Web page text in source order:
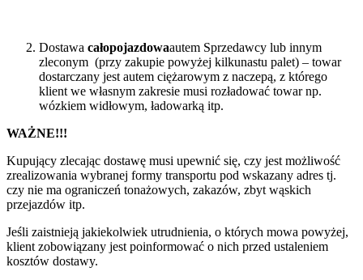
Dostawa całopojazdowaautem Sprzedawcy lub innym
zleconym (przy zakupie powyżej kilkunastu palet) – towar
dostarczany jest autem ciężarowym z naczepą, z którego
klient we własnym zakresie musi rozładować towar np.
wózkiem widłowym, ładowarką itp.
WAŻNE!!!
Kupujący zlecając dostawę musi upewnić się, czy jest możliwość
zrealizowania wybranej formy transportu pod wskazany adres tj.
czy nie ma ograniczeń tonażowych, zakazów, zbyt wąskich
przejazdów itp.
Jeśli zaistnieją jakiekolwiek utrudnienia, o których mowa powyżej,
klient zobowiązany jest poinformować o nich przed ustaleniem
kosztów dostawy.